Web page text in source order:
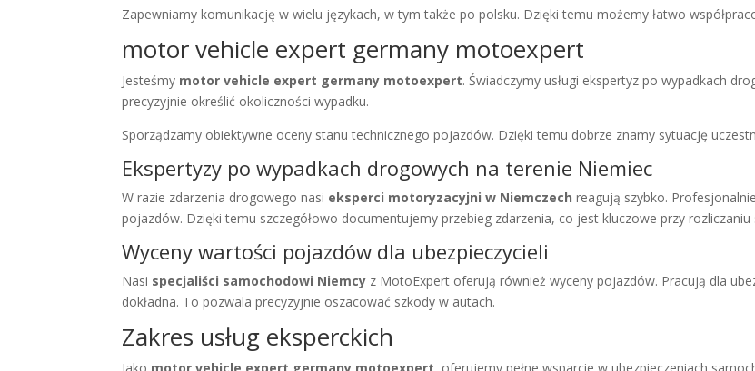
Zapewniamy komunikację w wielu językach, w tym także po polsku. Dzięki temu możemy łatwo
motor vehicle expert germany motoexpert
Jesteśmy motor vehicle expert germany motoexpert. Świadczymy usługi ekspertyz po wypadkach
precyzyjnie określić okoliczności wypadku.
Sporządzamy obiektywne oceny stanu technicznego pojazdów. Dzięki temu dobrze znamy sytuację
Ekspertyzy po wypadkach drogowych na terenie Niemiec
W razie zdarzenia drogowego nasi eksperci motoryzacyjni w Niemczech reagują szybko.
pojazdów. Dzięki temu szczegółowo documentujemy przebieg zdarzenia, co jest kluczowe przy rozliczaniu
Wyceny wartości pojazdów dla ubezpieczycieli
Nasi specjaliści samochodowi Niemcy z MotoExpert oferują również wyceny pojazdów. Pracują dla
dokładna. To pozwala precyzyjnie oszacować szkody w autach.
Zakres usług eksperckich